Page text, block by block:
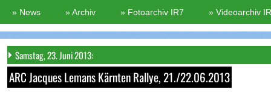
Samstag, 23. Juni 2013:
ARC Jacques Lemans Kärnten Rallye, 21./22.06.2013